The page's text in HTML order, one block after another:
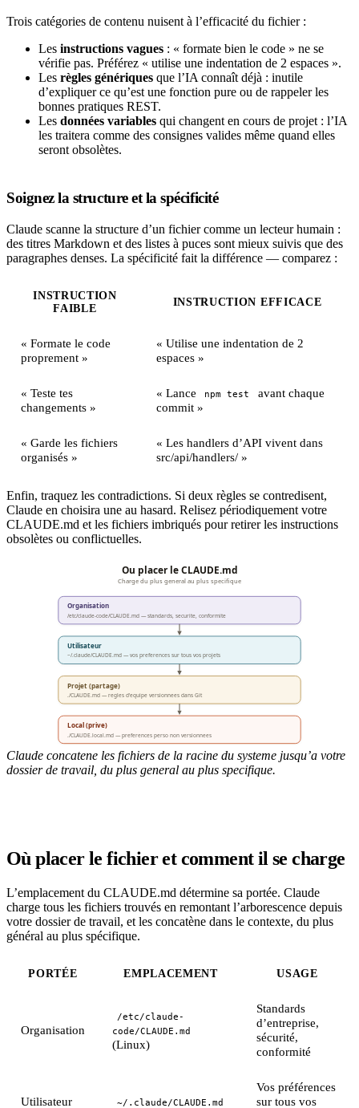
Trois catégories de contenu nuisent à l’efficacité du fichier :
Les instructions vagues : « formate bien le code » ne se
vérifie pas. Préférez « utilise une indentation de 2 espaces ».
Les règles génériques que l’IA connaît déjà : inutile
d’expliquer ce qu’est une fonction pure ou de rappeler les
bonnes pratiques REST.
Les données variables qui changent en cours de projet : l’IA
les traitera comme des consignes valides même quand elles
seront obsolètes.
Soignez la structure et la spécificité
Claude scanne la structure d’un fichier comme un lecteur humain :
des titres Markdown et des listes à puces sont mieux suivis que des
paragraphes denses. La spécificité fait la différence — comparez :
INSTRUCTION
FAIBLE
INSTRUCTION EFFICACE
« Formate le code
proprement »
« Utilise une indentation de 2
espaces »
« Teste tes
changements »
« Lance npm test
avant chaque
commit »
« Garde les fichiers
organisés »
« Les handlers d’API vivent dans
src/api/handlers/ »
Enfin, traquez les contradictions. Si deux règles se contredisent,
Claude en choisira une au hasard. Relisez périodiquement votre
CLAUDE.md et les fichiers imbriqués pour retirer les instructions
obsolètes ou conflictuelles.
Claude concatene les fichiers de la racine du systeme jusqu’a votre
dossier de travail, du plus general au plus specifique.
Où placer le fichier et comment il se charge
L’emplacement du CLAUDE.md détermine sa portée. Claude
charge tous les fichiers trouvés en remontant l’arborescence depuis
votre dossier de travail, et les concatène dans le contexte, du plus
général au plus spécifique.
PORTÉE EMPLACEMENT USAGE
Organisation
/etc/claude-
code/CLAUDE.md
(Linux)
Standards
d’entreprise,
sécurité,
conformité
Utilisateur ~/.claude/CLAUDE.md
Vos préférences
sur tous vos